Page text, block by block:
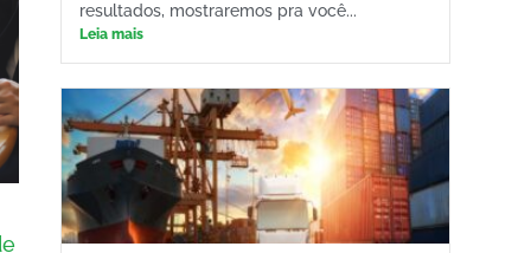
resultados, mostraremos pra você...
Leia mais